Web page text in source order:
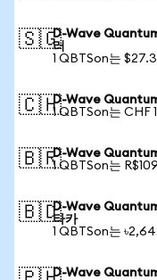
🇸🇬D-Wave
러
1 QBTSon는
🇨🇭D-Wave
1 QBTSon는 CHF
🇧🇷D-Wave
1 QBTSon는
🇧🇩D-Wave
타카
1 QBTSon는
D-Wave